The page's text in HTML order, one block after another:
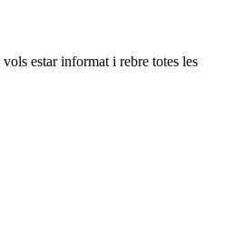
estar informat i rebre totes les